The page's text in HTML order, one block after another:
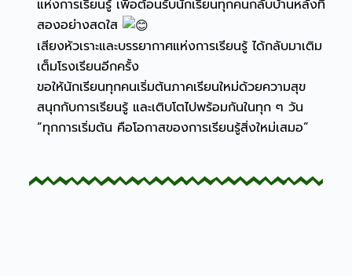
แห่งการเรียนรู้ เพื่อต้อนรับนักเรียนทุกคนกลับบ้านหลังที่
สองอย่างสดใส
เสียงหัวเราะและบรรยากาศแห่งการเรียนรู้ ได้กลับมาเติม
เต็มโรงเรียนอีกครั้ง
ขอให้นักเรียนทุกคนเริ่มต้นภาคเรียนใหม่ด้วยความสุข
สนุกกับการเรียนรู้ และเติบโตไปพร้อมกันในทุก ๆ วัน
“ทุกการเริ่มต้น คือโอกาสของการเรียนรู้สิ่งใหม่เสมอ”